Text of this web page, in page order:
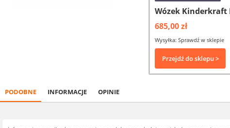
Wózek Kinderkraft
685,00 zł
Wysyłka: Sprawdź w sklepie
Przejdź do sklepu >
PODOBNE INFORMACJE OPINIE